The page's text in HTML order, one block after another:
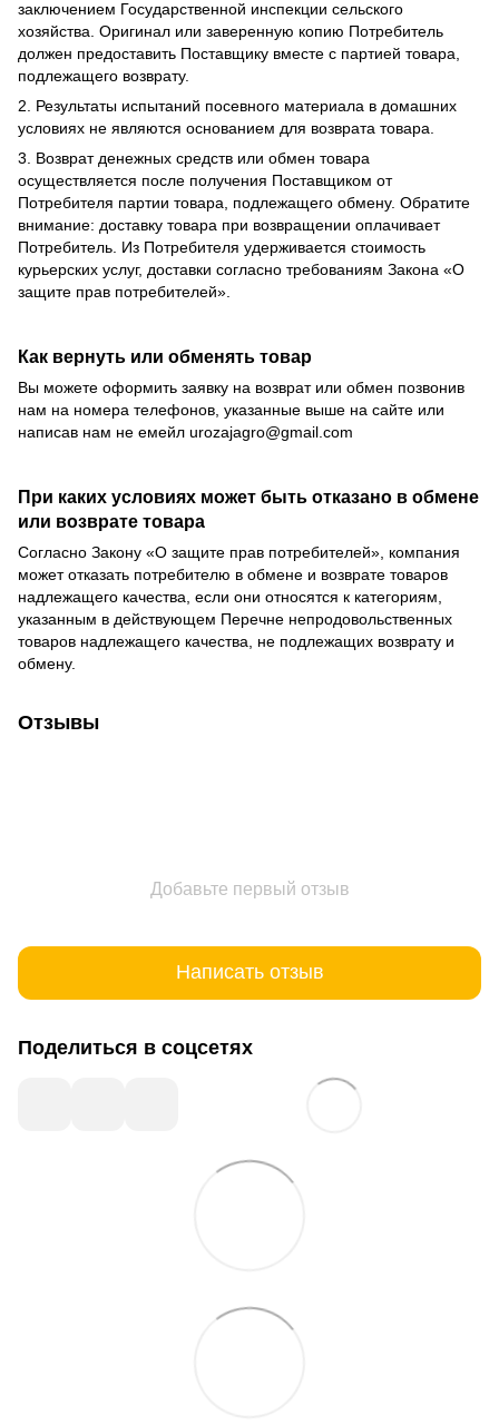
заключением Государственной инспекции сельского
хозяйства. Оригинал или заверенную копию Потребитель
должен предоставить Поставщику вместе с партией товара,
подлежащего возврату.
2. Результаты испытаний посевного материала в домашних
условиях не являются основанием для возврата товара.
3. Возврат денежных средств или обмен товара
осуществляется после получения Поставщиком от
Потребителя партии товара, подлежащего обмену. Обратите
внимание: доставку товара при возвращении оплачивает
Потребитель. Из Потребителя удерживается стоимость
курьерских услуг, доставки согласно требованиям Закона «О
защите прав потребителей».
Как вернуть или обменять товар
Вы можете оформить заявку на возврат или обмен позвонив
нам на номера телефонов, указанные выше на сайте или
написав нам не емейл urozajagro@gmail.com
При каких условиях может быть отказано в обмене
или возврате товара
Согласно Закону «О защите прав потребителей» , компания
может отказать потребителю в обмене и возврате товаров
надлежащего качества, если они относятся к категориям,
указанным в действующем Перечне непродовольственных
товаров надлежащего качества, не подлежащих возврату и
обмену.
Отзывы
Добавьте первый отзыв
Написать отзыв
Поделиться в соцсетях